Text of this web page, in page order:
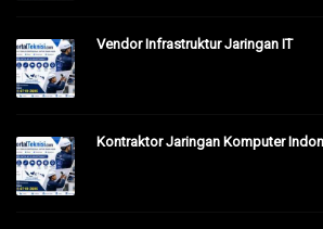
Vendor Infrastruktur Jaringan IT
Kontraktor Jaringan Komputer